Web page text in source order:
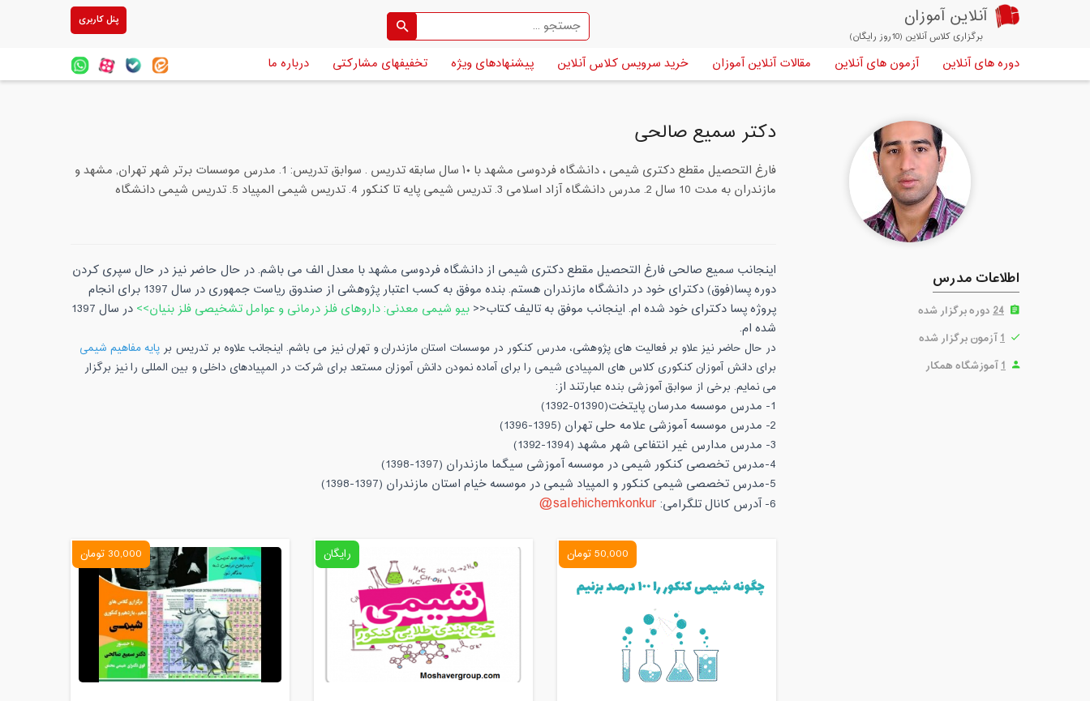
آنلاین آموزان
برگزاری کلاس آنلاین (10روز رایگان)
پنل کاربری
دوره های آنلاین آزمون های آنلاین مقالات آنلاین آموزان خرید سرویس کلاس آنلاین پیشنهادهای ویژه تخفیفهای مشارکتی درباره ما
اطلاعات مدرس
24دوره برگزار شده
1آزمون برگزار شده
1آموزشگاه همکار
دکتر سمیع صالحی
فارغ التحصیل مقطع دکتری شیمی ، دانشگاه فردوسی مشهد با ۱۰ سال سابقه تدریس . سوابق تدریس: 1. مدرس موسسات برتر شهر تهران, مشهد و
مازندران به مدت 10 سال 2. مدرس دانشگاه آزاد اسلامی 3. تدریس شیمی پایه تا کنکور 4. تدریس شیمی المپیاد 5. تدریس شیمی دانشگاه
اینجانب سمیع صالحی فارغ التحصیل مقطع دکتری شیمی از دانشگاه فردوسی مشهد با معدل الف می باشم. در حال حاضر نیز در حال سپری کردن
دوره پسا(فوق) دکترای خود در دانشگاه مازندران هستم. بنده موفق به کسب اعتبار پژوهشی از صندوق ریاست جمهوری در سال 1397 برای انجام
پروژه پسا دکترای خود شده ام. اینجانب موفق به تالیف کتاب<< بیو شیمی معدنی: داروهای فلز درمانی و عوامل تشخیصی فلز بنیان>>
در سال 1397
شده ام.
در حال حاضر نیز علاو بر فعالیت های پژوهشی، مدرس کنکور در موسسات استان مازندران و تهران نیز می باشم. اینجانب علاوه بر تدریس بر پایه مفاهیم شیمی
برای دانش آموزان کنکوری کلاس های المپیادی شیمی را برای آماده نمودن دانش آموزان مستعد برای شرکت در المپیادهای داخلی و بین المللی را نیز برگزار
می نمایم. برخی از سوابق آموزشی بنده عبارتند از:
1- مدرس موسسه مدرسان پایتخت(01390-1392)
2- مدرس موسسه آموزشی علامه حلی تهران (1395-1396)
3- مدرس مدارس غیر انتفاعی شهر مشهد (1394-1392)
4-مدرس تخصصی کنکور شیمی در موسسه آموزشی سیگما مازندران (1397-1398)
5-مدرس تخصصی شیمی کنکور و المپیاد شیمی در موسسه خیام استان مازندران (1397-1398)
6- آدرس کانال تلگرامی:
salehichemkonkur@
50,000 تومان رایگان 30,000 تومان